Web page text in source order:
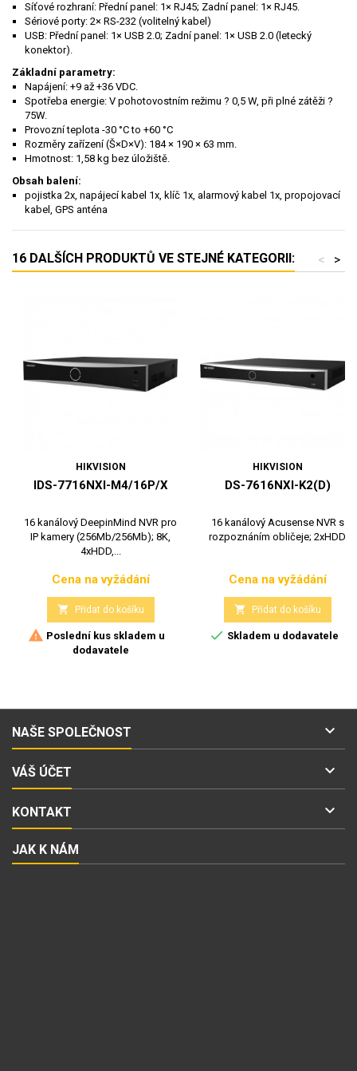
Síťové rozhraní: Přední panel: 1× RJ45; Zadní panel: 1× RJ45.
Sériové porty: 2× RS-232 (volitelný kabel)
USB: Přední panel: 1× USB 2.0; Zadní panel: 1× USB 2.0 (letecký
konektor).
Základní parametry:
Napájení: +9 až +36 VDC.
Spotřeba energie: V pohotovostním režimu ? 0,5 W, při plné zátěži ?
75W.
Provozní teplota -30 °C to +60 °C
Rozměry zařízení (Š×D×V): 184 × 190 × 63 mm.
Hmotnost: 1,58 kg bez úložiště.
Obsah balení:
pojistka 2x, napájecí kabel 1x, klíč 1x, alarmový kabel 1x, propojovací
kabel, GPS anténa
16 DALŠÍCH PRODUKTŮ VE STEJNÉ KATEGORII: >
<
HIKVISION
IDS-7716NXI-M4/16P/X
16 kanálový DeepinMind NVR pro
IP kamery (256Mb/256Mb); 8K,
4xHDD,...
Cena
Cena na vyžádání
 Přidat do košíku
 Poslední kus skladem u
dodavatele
HIKVISION
DS-7616NXI-K2(D)
16 kanálový Acusense NVR s
rozpoznáním obličeje; 2xHDD
Cena
Cena na vyžádání
 Přidat do košíku
 Skladem u dodavatele
NAŠE SPOLEČNOST 
VÁŠ ÚČET 
KONTAKT 
JAK K NÁM